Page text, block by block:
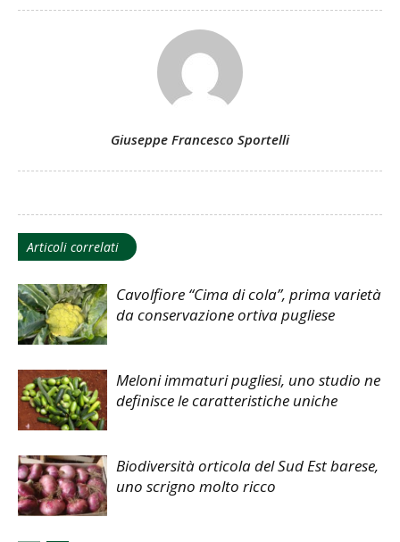
Giuseppe Francesco Sportelli
Articoli correlati
Cavolfiore “Cima di cola”, prima varietà
da conservazione ortiva pugliese
Meloni immaturi pugliesi, uno studio ne
definisce le caratteristiche uniche
Biodiversità orticola del Sud Est barese,
uno scrigno molto ricco